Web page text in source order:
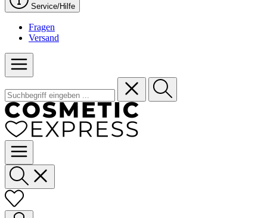
Service/Hilfe
Fragen
Versand